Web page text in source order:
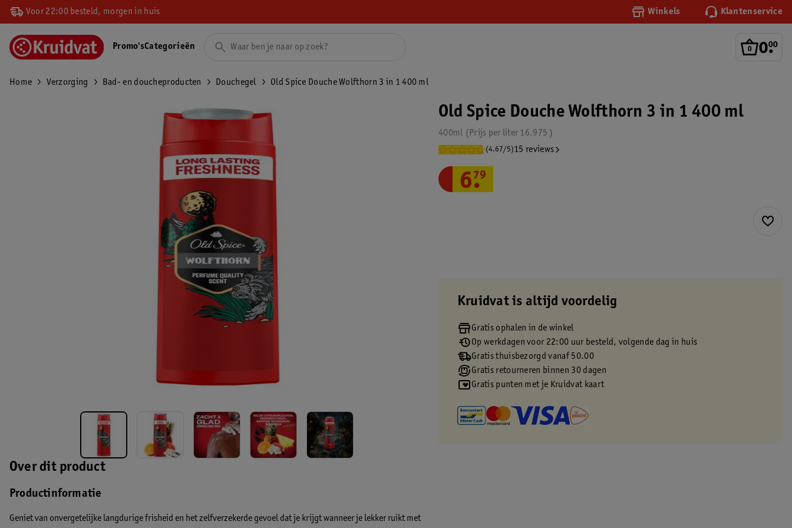
Voor 22:00 besteld, morgen in huis Winkels Klantenservice
0.
00
Promo'sCategorieën
Home Verzorging Bad- en doucheproducten Douchegel Old Spice Douche Wolfthorn 3 in 1 400 ml
Over dit product
Productinformatie
Geniet van onvergetelijke langdurige frisheid en het zelfverzekerde gevoel dat je krijgt wanneer je lekker ruikt met
Old Spice Douche Wolfthorn 3 in 1 400 ml
400ml 16.975
Prijs per liter
(4.67/5)15 reviews
6.
79
Kruidvat is altijd voordelig
Gratis ophalen in de winkel
Op werkdagen voor 22:00 uur besteld, volgende dag in huis
Gratis thuisbezorgd vanaf 50.00
Gratis retourneren binnen 30 dagen
Gratis punten met je Kruidvat kaart